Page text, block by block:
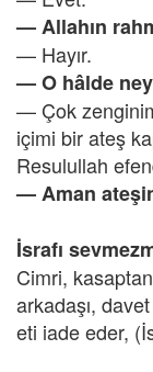
— Allahın
— Hayır.
— O hâlde
— Çok
içimi bir ateş
Resulullah
— Aman
İsrafı
Cimri,
arkadaşı,
eti iade eder,